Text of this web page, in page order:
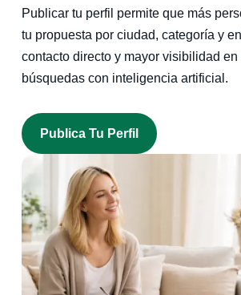
Publicar tu perfil permite que más
tu propuesta por ciudad, categoría y
contacto directo y mayor visibilidad en
búsquedas con inteligencia artificial.
Publica Tu Perfil